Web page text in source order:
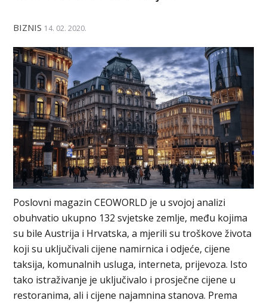
BIZNIS 14. 02. 2020.
Poslovni magazin CEOWORLD je u svojoj analizi
obuhvatio ukupno 132 svjetske zemlje, među kojima
su bile Austrija i Hrvatska, a mjerili su troškove života
koji su uključivali cijene namirnica i odjeće, cijene
taksija, komunalnih usluga, interneta, prijevoza. Isto
tako istraživanje je uključivalo i prosječne cijene u
restoranima, ali i cijene najamnina stanova. Prema